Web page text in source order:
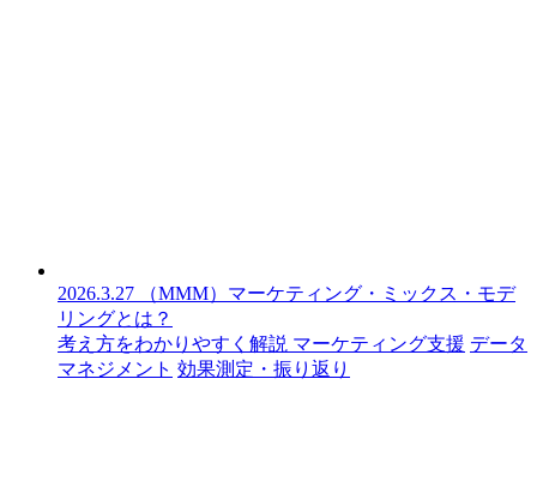
2026.3.27
（MMM）マーケティング・ミックス・モデ
リングとは？
考え方をわかりやすく解説 マーケティング支援 データ
マネジメント 効果測定・振り返り